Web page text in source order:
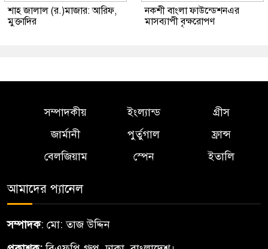
শাহ জালাল (র.)মাজার: আরিফ,
মুক্তাদির
নকশী বাংলা ফাউন্ডেশনএর
মাসব্যাপী বৃক্ষরোপণ
সম্পাদকীয় ইংল্যান্ড
গ্রীস
জার্মানী
পুর্তুগাল
ফ্রান্স
বেলজিয়াম
স্পেন ইতালি
আমাদের প্যানেল
সম্পাদক: মো: তাজ উদ্দিন